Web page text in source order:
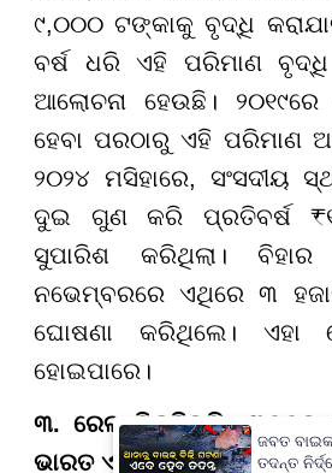
୯,୦୦୦ ଟଙ୍କାକୁ ବୃଦ୍ଧି
ବର୍ଷ ଧରି ଏହି ପରିମାଣ
ଆଲୋଚନା ହେଉଛି।
ହେବା ପରଠାରୁ ଏହି ପରିମାଣ
୨୦୨୪ ମସିହାରେ, ସଂସଦୀୟ
ଦୁଇ ଗୁଣ କରି ପ୍ରତିବର୍ଷ
ସୁପାରିଶ କରିଥିଲା।
ନଭେମ୍ବରରେ ଏଥିରେ ୩
ଘୋଷଣା କରିଥିଲେ। ଏହା
ହୋଇପାରେ।
୩. ରେଳ ଭିତ୍ତିଭୂମି:
ଭାରତ ଏବଂ ବନ୍ଦେ ଭାରତ
ଜବତ
ତଦନ୍ତ